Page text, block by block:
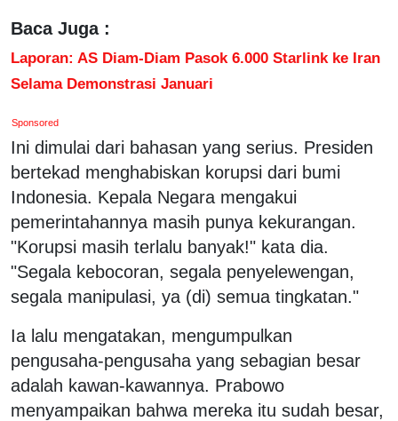
Baca Juga :
Laporan: AS Diam-Diam Pasok 6.000 Starlink ke Iran
Selama Demonstrasi Januari
Sponsored
Ini dimulai dari bahasan yang serius. Presiden
bertekad menghabiskan korupsi dari bumi
Indonesia. Kepala Negara mengakui
pemerintahannya masih punya kekurangan.
"Korupsi masih terlalu banyak!" kata dia.
"Segala kebocoran, segala penyelewengan,
segala manipulasi, ya (di) semua tingkatan."
Ia lalu mengatakan, mengumpulkan
pengusaha-pengusaha yang sebagian besar
adalah kawan-kawannya. Prabowo
menyampaikan bahwa mereka itu sudah besar,